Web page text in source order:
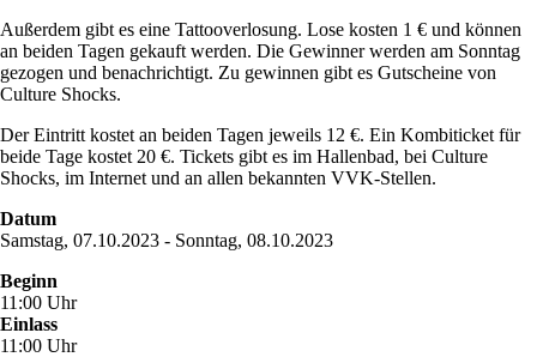
Außerdem gibt es eine Tattooverlosung. Lose kosten 1 € und können
an beiden Tagen gekauft werden. Die Gewinner werden am Sonntag
gezogen und benachrichtigt. Zu gewinnen gibt es Gutscheine von
Culture Shocks.
Der Eintritt kostet an beiden Tagen jeweils 12 €. Ein Kombiticket für
beide Tage kostet 20 €. Tickets gibt es im Hallenbad, bei Culture
Shocks, im Internet und an allen bekannten VVK-Stellen.
Datum
Samstag, 07.10.2023 - Sonntag, 08.10.2023
Beginn
11:00 Uhr
Einlass
11:00 Uhr